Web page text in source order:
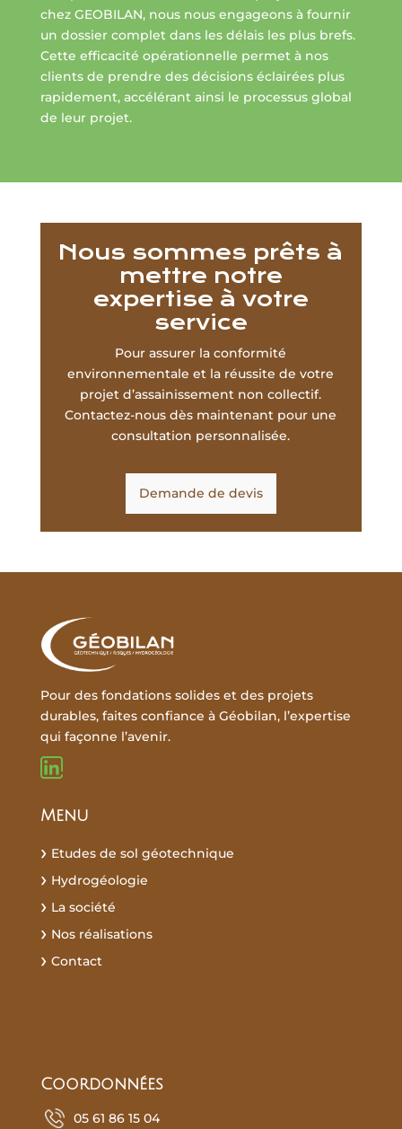
chez GEOBILAN, nous nous engageons à fournir
un dossier complet dans les délais les plus brefs.
Cette efficacité opérationnelle permet à nos
clients de prendre des décisions éclairées plus
rapidement, accélérant ainsi le processus global
de leur projet.
Nous sommes prêts à
mettre notre
expertise à votre
service
Pour assurer la conformité
environnementale et la réussite de votre
projet d’assainissement non collectif.
Contactez-nous dès maintenant pour une
consultation personnalisée.
Demande de devis
Pour des fondations solides et des projets
durables, faites confiance à Géobilan, l’expertise
qui façonne l’avenir.
Menu
Etudes de sol géotechnique
Hydrogéologie
La société
Nos réalisations
Contact
Coordonnées
05 61 86 15 04